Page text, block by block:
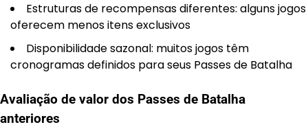
Estruturas de recompensas diferentes: alguns jogos
oferecem menos itens exclusivos
Disponibilidade sazonal: muitos jogos têm
cronogramas definidos para seus Passes de Batalha
Avaliação de valor dos Passes de Batalha
anteriores